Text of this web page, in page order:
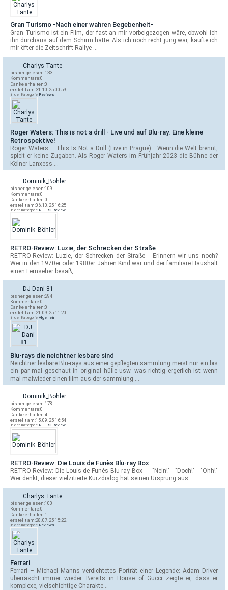
Gran Turismo -Nach einer wahren Begebenheit-
Gran Turismo ist ein Film, der fast an mir vorbeigezogen wäre, obwohl ich
ihn durchaus auf dem Schirm hatte. Als ich noch recht jung war, kaufte ich
mir öfter die Zeitschrift Rallye …
Roger Waters: This is not a drill - Live und auf Blu-ray. Eine kleine
Retrospektive!
Roger Waters – This Is Not a Drill (Live in Prague) Wenn die Welt brennt,
spielt er keine Zugaben. Als Roger Waters im Frühjahr 2023 die Bühne der
Kölner Lanxess …
Charlys Tante
bisher gelesen:133
Kommentare:0
Danke erhalten:0
erstellt am:31.10.25 00:59
in der Kategorie Reviews
RETRO-Review: Luzie, der Schrecken der Straße
RETRO-Review: Luzie, der Schrecken der Straße Erinnern wir uns noch?
Wer in den 1970er oder 1980er Jahren Kind war und der familiäre Haushalt
einen Fernseher besaß, …
Dominik_Böhler
bisher gelesen:109
Kommentare:0
Danke erhalten:0
erstellt am:06.10.25 16:25
in der Kategorie RETRO-Review
Blu-rays die neichtner lesbare sind
Neichtner lesbare Blu-rays aus einer gepflegten sammlung meist nur ein bis
ein par mal geschaut in original hülle usw. was richtig ergerlich ist wenn
mal malwieder einen film aus der sammlung …
DJ Dani 81
bisher gelesen:294
Kommentare:0
Danke erhalten:0
erstellt am:21.09.25 11:20
in der Kategorie Allgemein
RETRO-Review: Die Louis de Funès Blu-ray Box
RETRO-Review: Die Louis de Funès Blu-ray Box "Nein!" - "Doch!" - "Ohh!"
Wer denkt, dieser vielzitierte Kurzdialog hat seinen Ursprung aus …
Dominik_Böhler
bisher gelesen:178
Kommentare:0
Danke erhalten:4
erstellt am:15.09.25 16:54
in der Kategorie RETRO-Review
Ferrari
Ferrari – Michael Manns verdichtetes Porträt einer Legende: Adam Driver
überrascht immer wieder. Bereits in House of Gucci zeigte er, dass er
komplexe, vielschichtige Charakte…
Charlys Tante
bisher gelesen:100
Kommentare:0
Danke erhalten:1
erstellt am:28.07.25 15:22
in der Kategorie Reviews